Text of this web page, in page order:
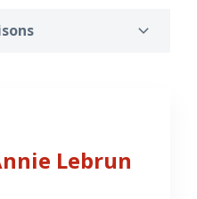
Lebrun